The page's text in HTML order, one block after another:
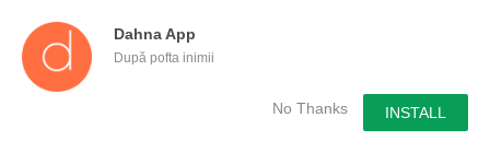
Dahna App
După pofta inimii
No Thanks INSTALL